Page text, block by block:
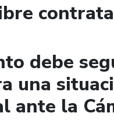
debe
una
ante la